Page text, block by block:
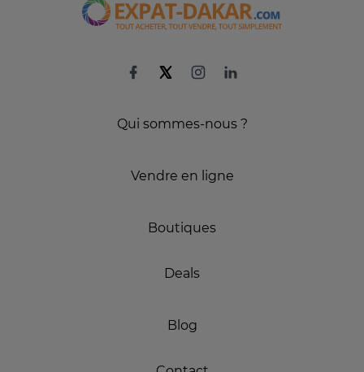
Qui sommes-nous ?
Vendre en ligne
Boutiques
Deals
Blog